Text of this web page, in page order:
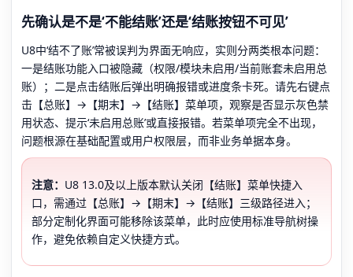
先确认是不是‘不能结账’还是‘结账按钮不可见’
U8中‘结不了账’常被误判为界面无响应，实则分两类根本问题：
一是结账功能入口被隐藏（权限/模块未启用/当前账套未启用总
账）；二是点击结账后弹出明确报错或进度条卡死。请先右键点
击【总账】→【期末】→【结账】菜单项，观察是否显示灰色禁
用状态、提示‘未启用总账’或直接报错。若菜单项完全不出现，
问题根源在基础配置或用户权限层，而非业务单据本身。
注意： U8 13.0及以上版本默认关闭【结账】菜单快捷入
口，需通过【总账】→【期末】→【结账】三级路径进入；
部分定制化界面可能移除该菜单，此时应使用标准导航树操
作，避免依赖自定义快捷方式。